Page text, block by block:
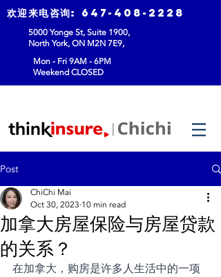
欢迎来电咨询: 647-408-2228
5000 Yonge St, Suite 1900,
North York, ON M2N 7E9,
Mon - Fri 9AM - 6PM
Weekend CLOSED
Post
加拿大房屋保险与房屋贷款
的关系？
ChiChi Mai
Oct 30, 2023 10 min read
在加拿大，购房是许多人生活中的一项